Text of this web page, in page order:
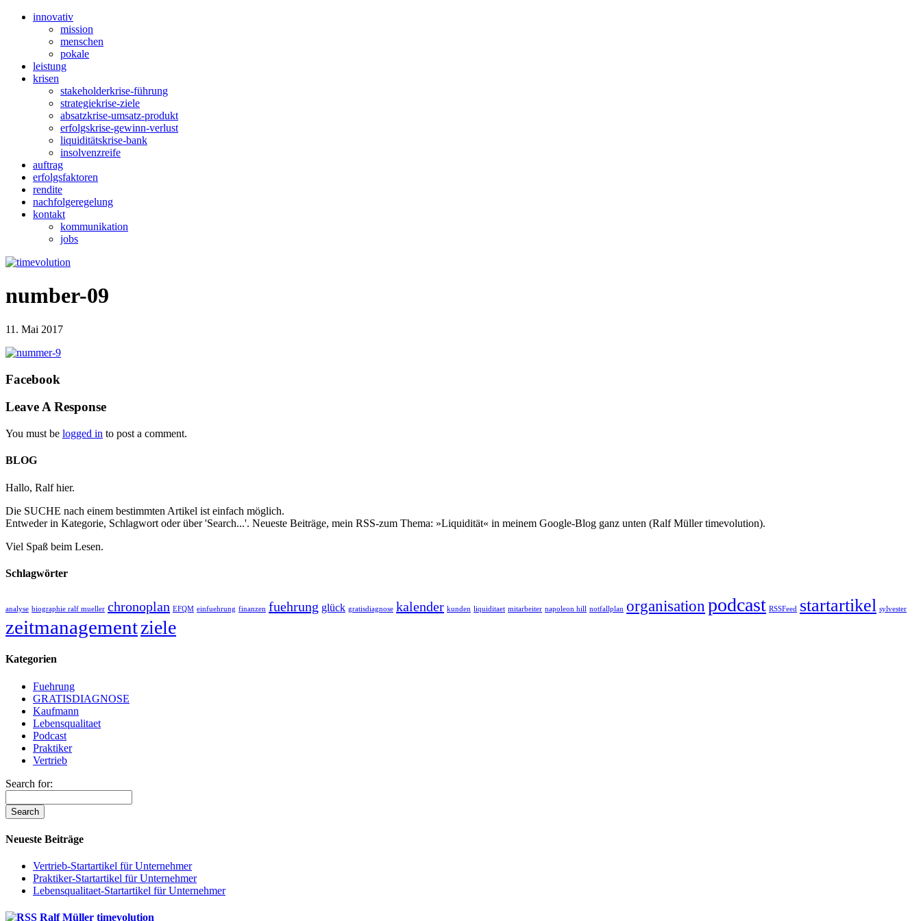
innovativ
mission
menschen
pokale
leistung
krisen
stakeholderkrise-führung
strategiekrise-ziele
absatzkrise-umsatz-produkt
erfolgskrise-gewinn-verlust
liquiditätskrise-bank
insolvenzreife
auftrag
erfolgsfaktoren
rendite
nachfolgeregelung
kontakt
kommunikation
jobs
number-09
11. Mai 2017
Facebook
Leave A Response
You must be logged in to post a comment.
BLOG
Hallo, Ralf hier.
Die SUCHE nach einem bestimmten Artikel ist einfach möglich.
Entweder in Kategorie, Schlagwort oder über 'Search...'. Neueste Beiträge, mein RSS-zum Thema: »Liquidität« in meinem Google-Blog ganz unten (Ralf Müller timevolution).
Viel Spaß beim Lesen.
Schlagwörter
analyse biographie ralf mueller chronoplan EFQM einfuehrung finanzen fuehrung glück gratisdiagnose kalender kunden liquiditaet mitarbeiter napoleon hill notfallplan organisation podcast RSSFeed startartikel sylvester
zeitmanagementziele
Kategorien
Fuehrung
GRATISDIAGNOSE
Kaufmann
Lebensqualitaet
Podcast
Praktiker
Vertrieb
Search for:
Neueste Beiträge
Vertrieb-Startartikel für Unternehmer
Praktiker-Startartikel für Unternehmer
Lebensqualitaet-Startartikel für Unternehmer
Ralf Müller timevolution